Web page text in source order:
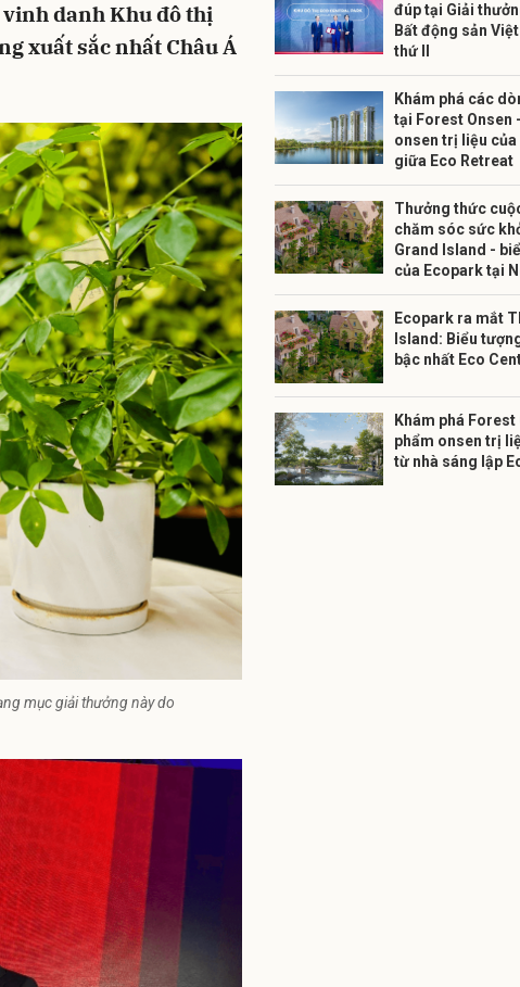
danh Khu đô thị
xuất sắc nhất Châu Á
mục giải thưởng này do
đúp tại Giải
Bất động sản
thứ II
Khám phá các
tại Forest Onsen
onsen trị liệu
giữa Eco Retreat
Thưởng thức
chăm sóc sức
Grand Island -
của Ecopark tại
Ecopark ra mắt
Island: Biểu
bậc nhất Eco
Khám phá Forest
phẩm onsen trị
từ nhà sáng lập